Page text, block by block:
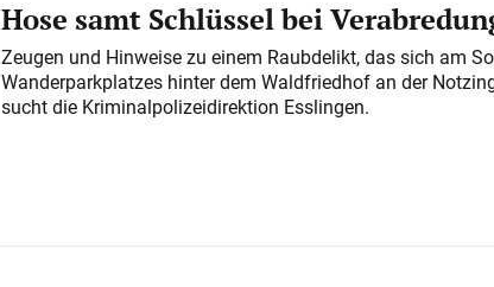
Hose samt Schlüssel bei
Zeugen und Hinweise zu einem Raubdelikt, das sich am
Wanderparkplatzes hinter dem Waldfriedhof an der
sucht die Kriminalpolizeidirektion Esslingen.